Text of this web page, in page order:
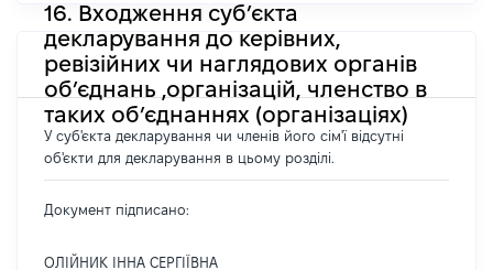
16. Входження суб’єкта
декларування до керівних,
ревізійних чи наглядових органів
об’єднань ,організацій, членство в
таких об’єднаннях (організаціях)
У суб'єкта декларування чи членів його сім'ї відсутні
об'єкти для декларування в цьому розділі.
Документ підписано:
ОЛІЙНИК ІННА СЕРГІЇВНА